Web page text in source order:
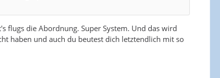
flugs die Abordnung. Super System. Und das wird
haben und auch du beutest dich letztendlich mit so